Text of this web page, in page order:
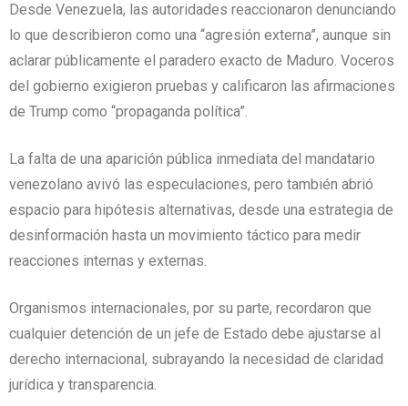
Desde Venezuela, las autoridades reaccionaron denunciando
lo que describieron como una “agresión externa”, aunque sin
aclarar públicamente el paradero exacto de Maduro. Voceros
del gobierno exigieron pruebas y calificaron las afirmaciones
de Trump como “propaganda política”.
La falta de una aparición pública inmediata del mandatario
venezolano avivó las especulaciones, pero también abrió
espacio para hipótesis alternativas, desde una estrategia de
desinformación hasta un movimiento táctico para medir
reacciones internas y externas.
Organismos internacionales, por su parte, recordaron que
cualquier detención de un jefe de Estado debe ajustarse al
derecho internacional, subrayando la necesidad de claridad
jurídica y transparencia.